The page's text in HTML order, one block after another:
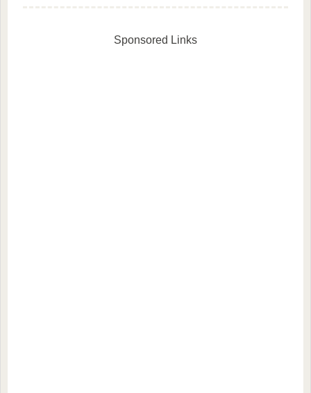
らっしゃるかと思います。私
もそうでした。音楽大学の入
弓による奏法があります。今
Sponsored Links